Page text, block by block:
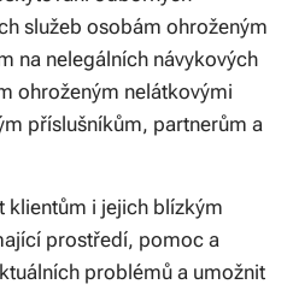
služeb osobám ohroženým
na nelegálních návykových
ohroženým nelátkovými
příslušníkům, partnerům a
klientům i jejich blízkým
prostředí, pomoc a
problémů a umožnit